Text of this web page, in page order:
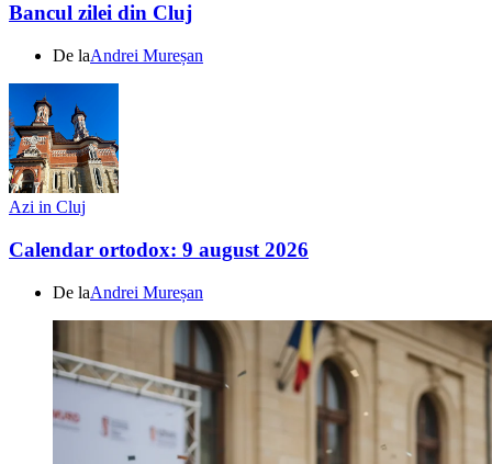
Bancul zilei din Cluj
De laAndrei Mureșan
Azi in Cluj
Calendar ortodox: 9 august 2026
De laAndrei Mureșan